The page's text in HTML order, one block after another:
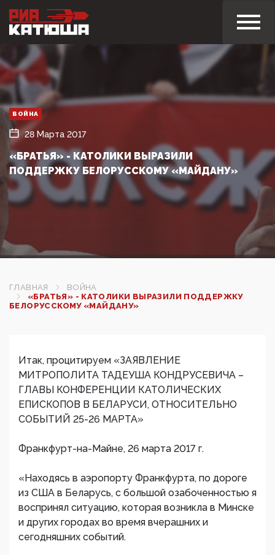
ВОЙНА
28 Марта 2017
«БРАТЬЯ» - КАТОЛИКИ ВЫРАЗИЛИ
ПОДДЕРЖКУ БЕЛОРУССКОМУ «МАЙДАНУ»
ГЛАВНАЯ
ВОЙНА
«БРАТЬЯ» - КАТОЛИКИ ВЫРАЗИЛИ ПОДДЕРЖКУ
БЕЛОРУССКОМУ «МАЙДАНУ»
Итак, процитируем «ЗАЯВЛЕНИЕ
МИТРОПОЛИТА ТАДЕУША КОНДРУСЕВИЧА –
ГЛАВЫ КОНФЕРЕНЦИИ КАТОЛИЧЕСКИХ
ЕПИСКОПОВ В БЕЛАРУСИ, ОТНОСИТЕЛЬНО
СОБЫТИЙ 25-26 МАРТА»
Франкфурт-на-Майне, 26 марта 2017 г.
«Находясь в аэропорту Франкфурта, по дороге
из США в Беларусь, с большой озабоченностью я
воспринял ситуацию, которая возникла в Минске
и других городах во время вчерашних и
сегодняшних событий.